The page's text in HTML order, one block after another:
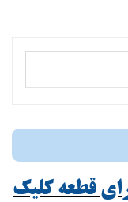
قطعه کلیک